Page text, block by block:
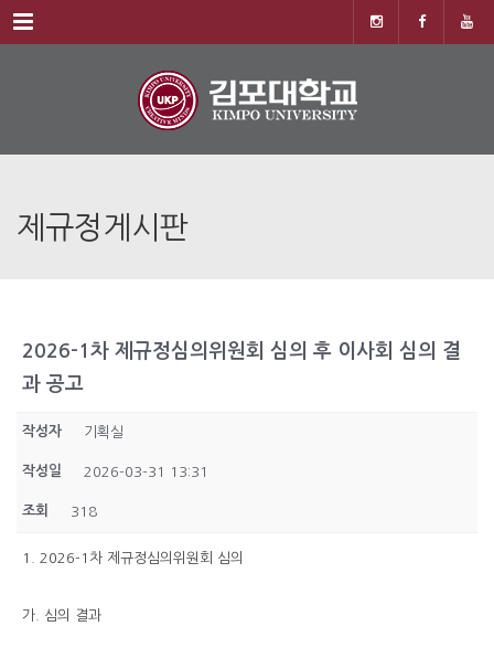
Menu
제규정게시판
2026-1차 제규정심의위원회 심의 후 이사회 심의 결
과 공고
작성자 기획실
작성일 2026-03-31 13:31
조회 318
1. 2026-1차 제규정심의위원회 심의
가. 심의 결과